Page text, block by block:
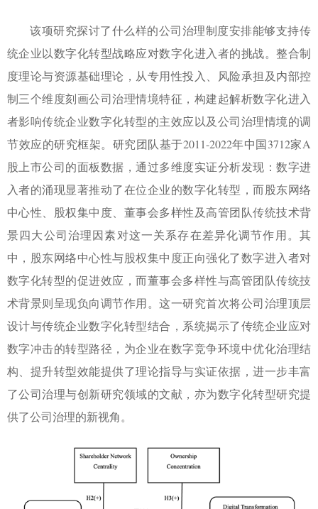
该项研究探讨了什么样的公司治理制度安排能够支持传
统企业以数字化转型战略应对数字化进入者的挑战。整合制
度理论与资源基础理论，从专用性投入、风险承担及内部控
制三个维度刻画公司治理情境特征，构建起解析数字化进入
者影响传统企业数字化转型的主效应以及公司治理情境的调
节效应的研究框架。研究团队基于2011-2022年中国3712家A
股上市公司的面板数据，通过多维度实证分析发现：数字进
入者的涌现显著推动了在位企业的数字化转型，而股东网络
中心性、股权集中度、董事会多样性及高管团队传统技术背
景四大公司治理因素对这一关系存在差异化调节作用。其
中，股东网络中心性与股权集中度正向强化了数字进入者对
数字化转型的促进效应，而董事会多样性与高管团队传统技
术背景则呈现负向调节作用。这一研究首次将公司治理顶层
设计与传统企业数字化转型结合，系统揭示了传统企业应对
数字冲击的转型路径，为企业在数字竞争环境中优化治理结
构、提升转型效能提供了理论指导与实证依据，进一步丰富
了公司治理与创新研究领域的文献，亦为数字化转型研究提
供了公司治理的新视角。